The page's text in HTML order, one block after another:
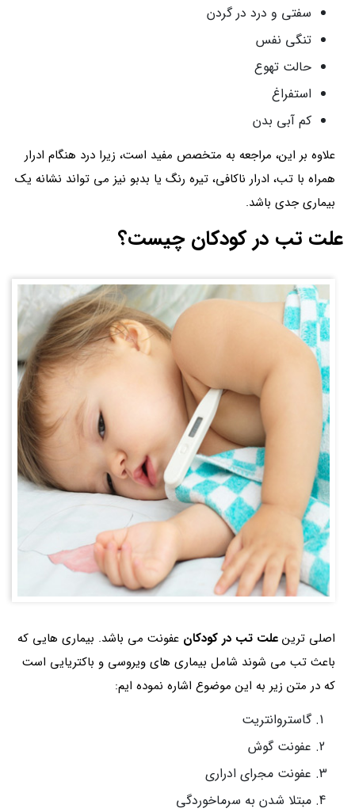
سفتی و درد در گردن
تنگی نفس
حالت تهوع
استفراغ
کم آبی بدن
علاوه بر این، مراجعه به متخصص مفید است، زیرا درد هنگام ادرار
همراه با تب، ادرار ناکافی، تیره رنگ یا بدبو نیز می تواند نشانه یک
بیماری جدی باشد.
علت تب در کودکان چیست؟
اصلی ترین علت تب در کودکان عفونت می باشد. بیماری هایی که
باعث تب می شوند شامل بیماری های ویروسی و باکتریایی است
که در متن زیر به این موضوع اشاره نموده ایم:
گاستروانتریت
عفونت گوش
عفونت مجرای ادراری
مبتلا شدن به سرماخوردگی